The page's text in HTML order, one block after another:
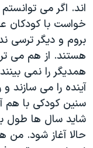
خواست با کودکان
بروم و دیگر ترسی
هستند. از هم می
همدیگر را نمی
آینده را می سازند
سنین کودکی با هم
شاید سال ها طول
حالا آغاز شود.